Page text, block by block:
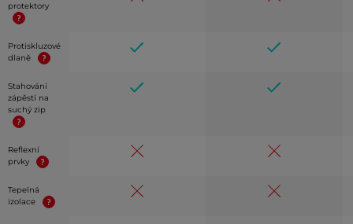
protektory
Protiskluzové
dlaně
Stahování
zápěstí na
suchý zip
Reflexní
prvky
Tepelná
izolace